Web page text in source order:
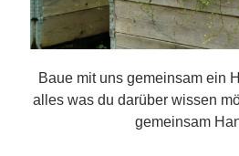
Baue mit uns gemeinsam ein
alles was du darüber wissen
gemeinsam